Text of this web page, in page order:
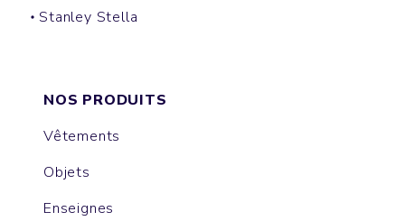
Stanley Stella
CREATOR
SPARKER
FREESTYLER
PRESENTER
BLASTER
SUPER CREATOR
SUPER FREESTYLER
MUSER
COLLIDER
ISLA
NOVA
ASHER
BREEZER
EXPRESSER
RAYA
NOS PRODUITS
Vêtements
Objets
Enseignes